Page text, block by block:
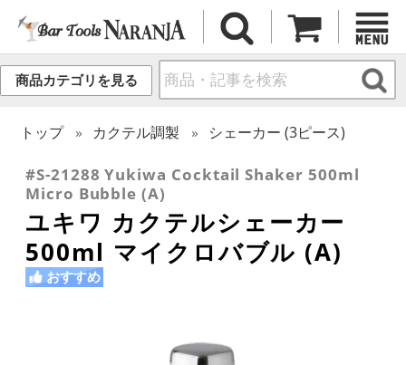
商品カテゴリを見る
トップ カクテル調製 シェーカー (3ピース)
#S-21288 Yukiwa Cocktail Shaker 500ml
Micro Bubble (A)
ユキワ カクテルシェーカー
500ml マイクロバブル (A)
おすすめ